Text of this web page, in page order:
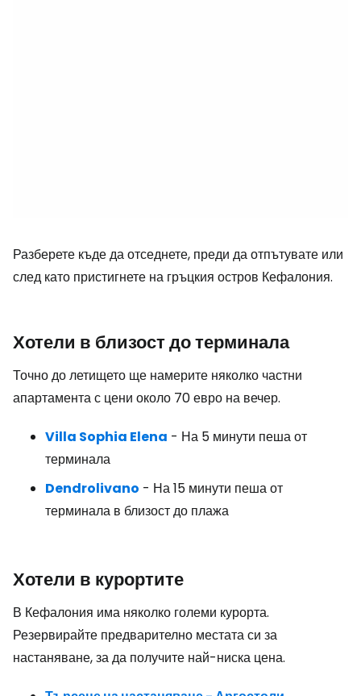
Разберете къде да отседнете, преди да отпътувате или
след като пристигнете на гръцкия остров Кефалония.
Хотели в близост до терминала
Точно до летището ще намерите няколко частни
апартамента с цени около 70 евро на вечер.
Villa Sophia Elena - На 5 минути пеша от
терминала
Dendrolivano - На 15 минути пеша от
терминала в близост до плажа
Хотели в курортите
В Кефалония има няколко големи курорта.
Резервирайте предварително местата си за
настаняване, за да получите най-ниска цена.